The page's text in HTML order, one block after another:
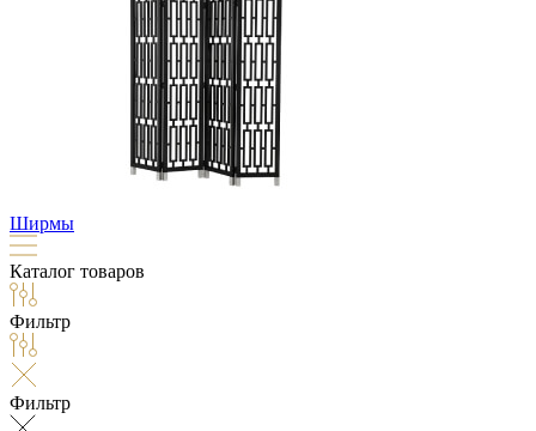
Ширмы
Каталог товаров
Фильтр
Фильтр